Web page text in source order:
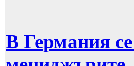
В Германия се